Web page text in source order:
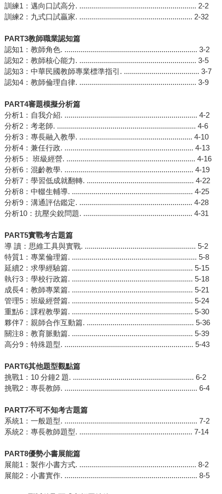
訓練1：邁向口試高分. ........................................................... 2-2
訓練2：九式口試贏家. ......................................................... 2-32
PART3教師職業認知篇
認知1：教師角色. ................................................................... 3-2
認知2：教師核心能力. ........................................................... 3-5
認知3：中華民國教師專業標準指引. ...................................... 3-7
認知4：教師倫理自律. ........................................................... 3-9
PART4審題模擬分析篇
分析1：自我介紹. ................................................................... 4-2
分析2：考老師. ...................................................................... 4-6
分析3：專長融入教學. ......................................................... 4-10
分析4：兼任行政. ................................................................. 4-13
分析5： 班級經營. ................................................................. 4-16
分析6：混齡教學. ................................................................. 4-19
分析7：學習低成就翻轉. ...................................................... 4-22
分析8：中輟生輔導. ............................................................. 4-25
分析9：溝通評估鑑定. ......................................................... 4-28
分析10：抗壓尖銳問題. ....................................................... 4-31
PART5實戰考古題篇
導 讀：思維工具與實戰. ........................................................ 5-2
特質1：專業倫理篇. ............................................................... 5-8
延續2：求學經驗篇. ............................................................. 5-15
執行3：學校行政篇. ............................................................. 5-18
成長4：教師專業篇. ............................................................. 5-21
管理5：班級經營篇. ............................................................. 5-24
重點6：課程教學篇. ............................................................. 5-30
夥伴7：親師合作互動篇. ...................................................... 5-36
關注8：教育脈動篇. ............................................................. 5-39
高分9：特殊題型. ................................................................. 5-43
PART6其他題型觀點篇
挑戰1：10 分鐘2 題. ............................................................. 6-2
挑戰2：專長教師. ................................................................... 6-4
PART7不可不知考古題篇
系統1：一般題型. ................................................................... 7-2
系統2：專長教師題型. ......................................................... 7-14
PART8優勢小書展能篇
展能1：製作小書方式. ........................................................... 8-2
展能2：小書實作. ................................................................... 8-5